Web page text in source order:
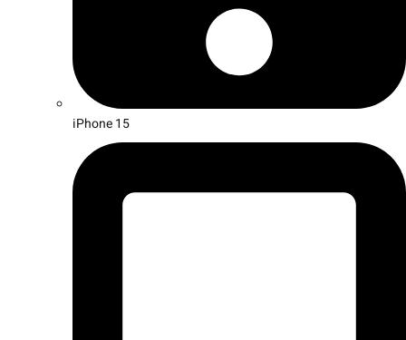
iPhone 15